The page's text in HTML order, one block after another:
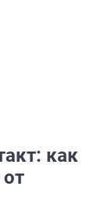
как